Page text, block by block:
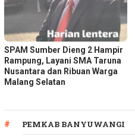
SPAM Sumber Dieng 2 Hampir
Rampung, Layani SMA Taruna
Nusantara dan Ribuan Warga
Malang Selatan
PEMKAB BANYUWANGI